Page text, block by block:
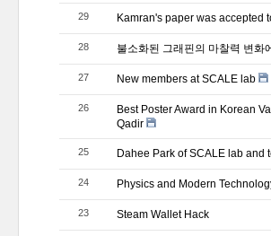
29 Kamran's paper was accepted
28 불소화된 그래핀의 마찰력 변화
27 New members at SCALE lab
26
Best Poster Award in Korean
Qadir
25 Dahee Park of SCALE lab and
24 Physics and Modern
23 Steam Wallet Hack